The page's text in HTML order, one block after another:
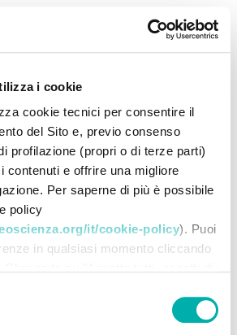
i cookie
cookie tecnici per consentire il
del Sito e, previo consenso
profilazione (propri o di terze parti)
contenuti e offrire una migliore
Per saperne di più è possibile
policy
it/cookie-policy). Puoi
in qualsiasi momento cliccando
dichiari di voler procedere
prescelti, disabilitando tutti gli